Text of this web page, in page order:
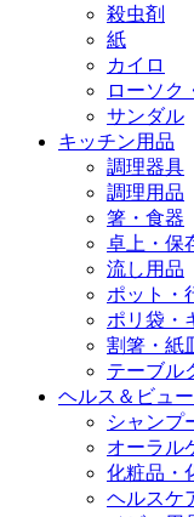
殺虫剤
紙
カイロ
ローソク
サンダル
キッチン用品
調理器具
調理用品
箸・食器
卓上・保
流し用品
ポット・
ポリ袋・
割箸・紙
テーブル
ヘルス＆ビュ
シャンプ
オーラル
化粧品・
ヘルスケ